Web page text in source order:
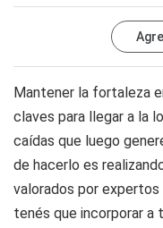
Mantener la fortaleza
claves para llegar a la
caídas que luego
de hacerlo es
valorados por
tenés que incorporar a